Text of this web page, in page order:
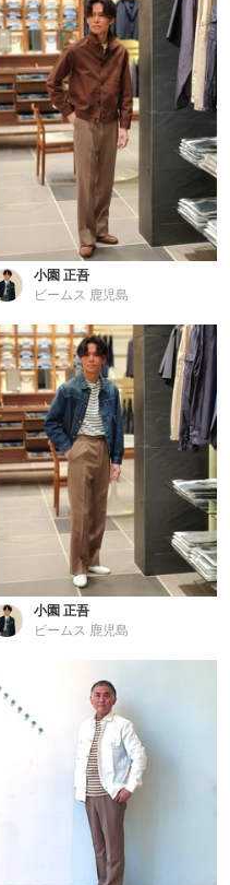
小園 正吾
ビームス 鹿児島
小園 正吾
ビームス 鹿児島